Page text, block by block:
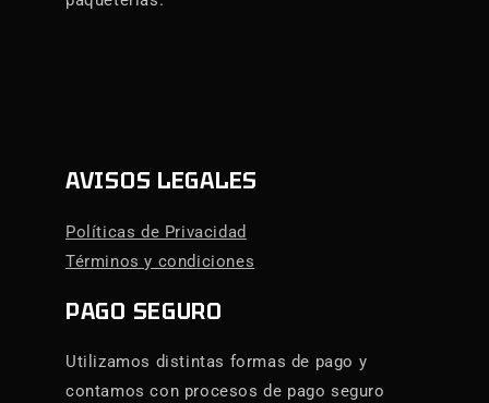
AVISOS LEGALES
Políticas de Privacidad
Términos y condiciones
PAGO SEGURO
Utilizamos distintas formas de pago y
contamos con procesos de pago seguro